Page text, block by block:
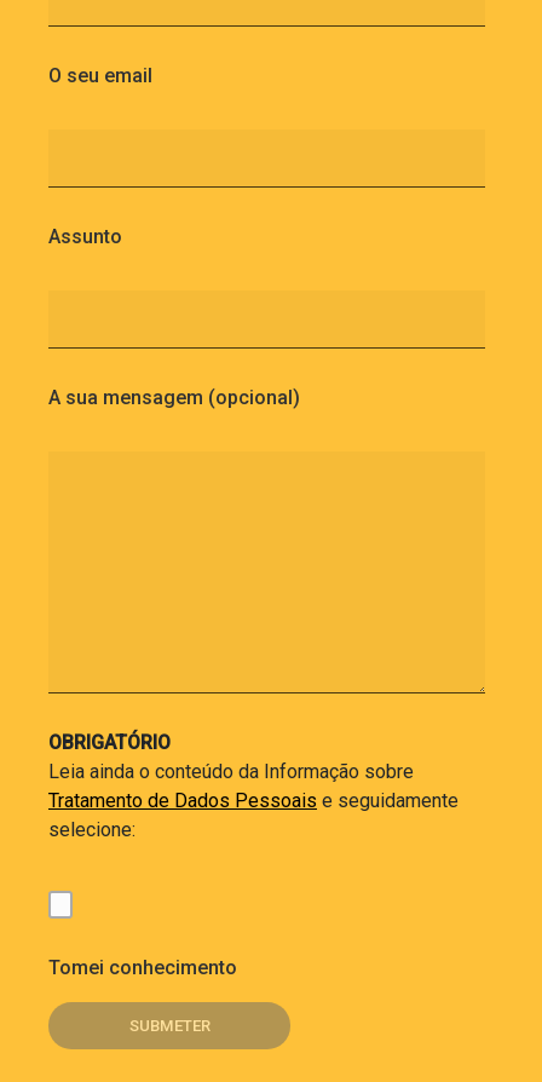
O seu email
Assunto
A sua mensagem (opcional)
OBRIGATÓRIO
Leia ainda o conteúdo da Informação sobre
Tratamento de Dados Pessoais e seguidamente
selecione:
Tomei conhecimento